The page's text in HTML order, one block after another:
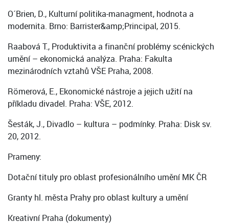
O´Brien, D., Kulturní politika-managment, hodnota a
modernita. Brno: Barrister&amp;Principal, 2015.
Raabová T., Produktivita a finanční problémy scénických
umění – ekonomická analýza. Praha: Fakulta
mezinárodních vztahů VŠE Praha, 2008.
Römerová, E., Ekonomické nástroje a jejich užití na
příkladu divadel. Praha: VŠE, 2012.
Šesták, J., Divadlo – kultura – podmínky. Praha: Disk sv.
20, 2012.
Prameny:
Dotační tituly pro oblast profesionálního umění MK ČR
Granty hl. města Prahy pro oblast kultury a umění
Kreativní Praha (dokumenty)